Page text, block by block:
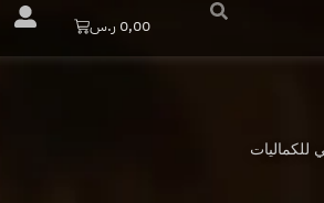
0,00ر.سCart
للكماليات